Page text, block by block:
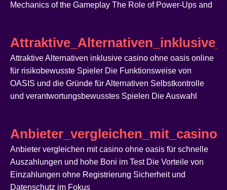
Mechanics of the Gameplay The Role of Power-Ups and
Attraktive Alternativen inklusive casino ohne oasis online
für risikobewusste Spieler Die Funktionsweise von
OASIS und die Gründe für Alternativen Selbstkontrolle
und verantwortungsbewusstes Spielen Die Auswahl
Anbieter vergleichen mit casino ohne oasis für schnelle
Auszahlungen und hohe Boni im Test Die Vorteile von
Einzahlungen ohne Registrierung Sicherheit und
Datenschutz im Fokus